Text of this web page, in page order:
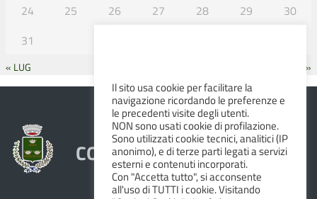
24
25 26 27 28 29
30
31
« LUG SET »
COMUNE DI ALBINEA
Il sito usa cookie per facilitare la
navigazione ricordando le preferenze e
le precedenti visite degli utenti.
NON sono usati cookie di profilazione.
Sono utilizzati cookie tecnici, analitici (IP
anonimo), e di terze parti legati a servizi
esterni e contenuti incorporati.
Con "Accetta tutto", si acconsente
all'uso di TUTTI i cookie. Visitando